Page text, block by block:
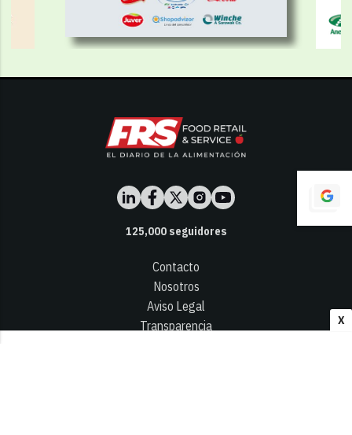
X
125,000seguidores
Contacto
Nosotros
Aviso Legal
Transparencia